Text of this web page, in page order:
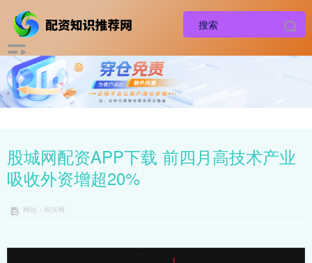
股城网配资APP下载 前四月高技术产业
吸收外资增超20%
网站：和兴网